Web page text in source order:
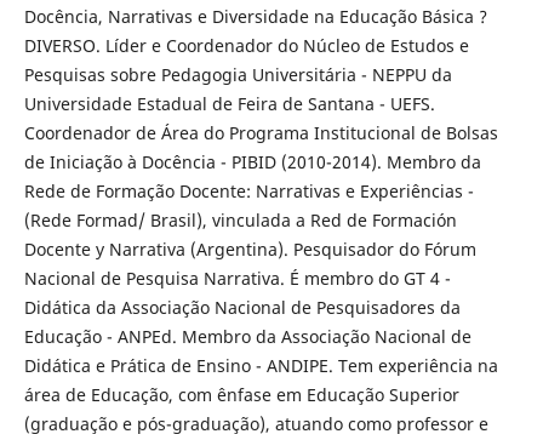
Docência, Narrativas e Diversidade na Educação Básica ?
DIVERSO. Líder e Coordenador do Núcleo de Estudos e
Pesquisas sobre Pedagogia Universitária - NEPPU da
Universidade Estadual de Feira de Santana - UEFS.
Coordenador de Área do Programa Institucional de Bolsas
de Iniciação à Docência - PIBID (2010-2014). Membro da
Rede de Formação Docente: Narrativas e Experiências -
(Rede Formad/ Brasil), vinculada a Red de Formación
Docente y Narrativa (Argentina). Pesquisador do Fórum
Nacional de Pesquisa Narrativa. É membro do GT 4 -
Didática da Associação Nacional de Pesquisadores da
Educação - ANPEd. Membro da Associação Nacional de
Didática e Prática de Ensino - ANDIPE. Tem experiência na
área de Educação, com ênfase em Educação Superior
(graduação e pós-graduação), atuando como professor e